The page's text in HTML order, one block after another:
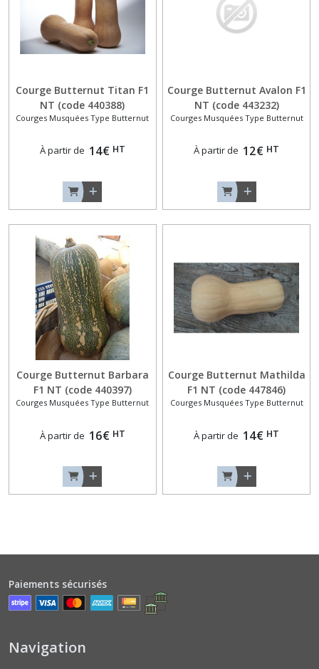
Courge Butternut Titan F1
NT (code 440388)
Courges Musquées Type Butternut
À partir de 14€ HT
Courge Butternut Avalon F1
NT (code 443232)
Courges Musquées Type Butternut
À partir de 12€ HT
Courge Butternut Barbara
F1 NT (code 440397)
Courges Musquées Type Butternut
À partir de 16€ HT
Courge Butternut Mathilda
F1 NT (code 447846)
Courges Musquées Type Butternut
À partir de 14€ HT
Concombres
Epineux
(4)
Lisses
(3)
Concombres
Originaux,
Métulon
(2)
Cornichons
(1)
Courges
Minis
(8)
Courges
Musquées
Consommables
Courgettes
Courges
Courges
Musquées
Type
Paiements sécurisés
Navigation